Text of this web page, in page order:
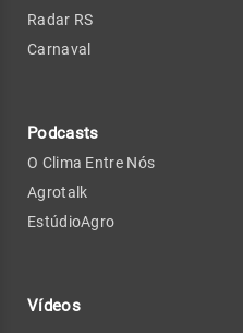
Radar RS
Carnaval
Podcasts
O Clima Entre Nós
Agrotalk
EstúdioAgro
Vídeos